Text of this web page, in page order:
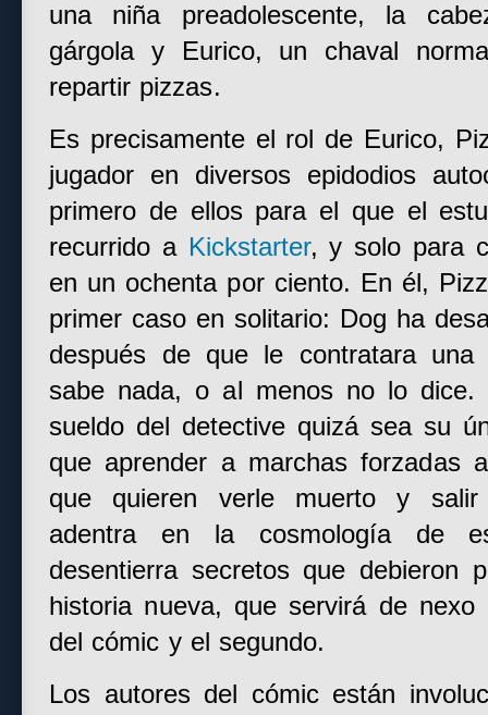
una niña preadolescente, la
gárgola y Eurico, un chaval
repartir pizzas.
Es precisamente el rol de Eurico,
jugador en diversos epidodios
primero de ellos para el que el
recurrido a Kickstarter, y solo para
en un ochenta por ciento. En él,
primer caso en solitario: Dog ha
después de que le contratara una
sabe nada, o al menos no lo dice.
sueldo del detective quizá sea su
que aprender a marchas forzadas
que quieren verle muerto y salir
adentra en la cosmología de
desentierra secretos que debieron
historia nueva, que servirá de
del cómic y el segundo.
Los autores del cómic están